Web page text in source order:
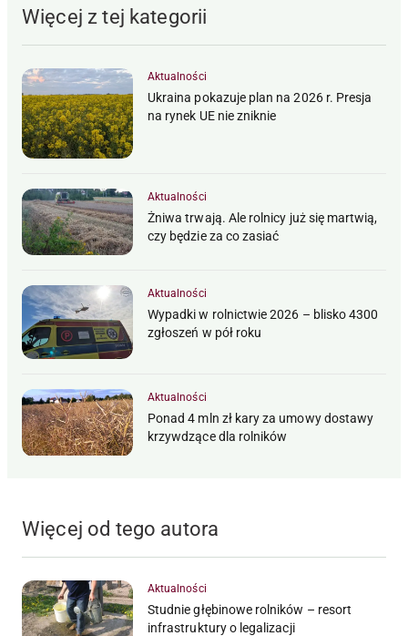
Więcej z tej kategorii
Aktualności
Ukraina pokazuje plan na 2026 r. Presja
na rynek UE nie zniknie
Aktualności
Żniwa trwają. Ale rolnicy już się martwią,
czy będzie za co zasiać
Aktualności
Wypadki w rolnictwie 2026 – blisko 4300
zgłoszeń w pół roku
Aktualności
Ponad 4 mln zł kary za umowy dostawy
krzywdzące dla rolników
Więcej od tego autora
Aktualności
Studnie głębinowe rolników – resort
infrastruktury o legalizacji